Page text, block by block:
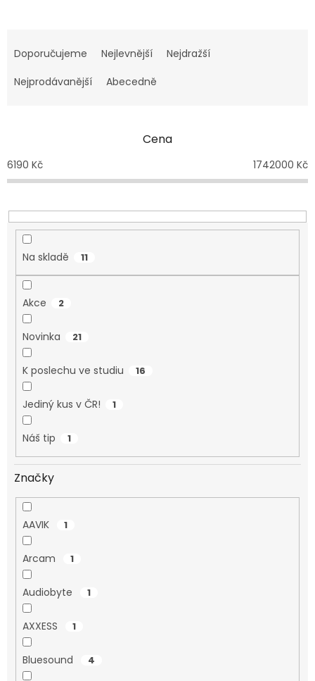
a
e
o
d
k
t
Doporučujeme Nejlevnější
Nejdražší
Nejprodávanější
Abecedně
Cena
6190 Kč 1742000 Kč
Na skladě 11
Akce 2
Novinka 21
K poslechu ve studiu 16
Jediný kus v ČR! 1
Náš tip 1
Značky
AAVIK 1
Arcam 1
Audiobyte 1
AXXESS 1
Bluesound 4